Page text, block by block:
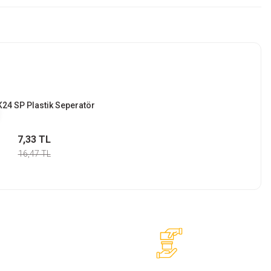
SP Plastik Seperatör
7,33 TL
16,47 TL